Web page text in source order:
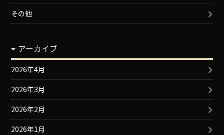
その他
アーカイブ
2026年4月
2026年3月
2026年2月
2026年1月